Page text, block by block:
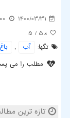
1400/03/31
5.0
/ 5
تگها:
آب , باغ
مطلب را می
تازه ترین